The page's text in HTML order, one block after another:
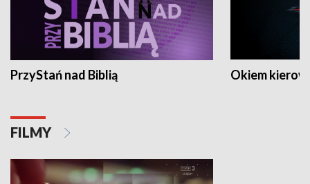
PrzyStań nad Biblią Okiem
FILMY